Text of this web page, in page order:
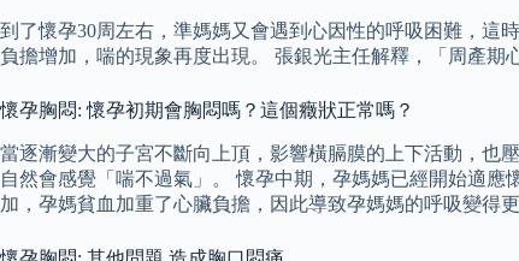
到了懷孕30周左右，準媽媽又會遇到心因性的呼吸困難，這
負擔增加，喘的現象再度出現。 張銀光主任解釋，「周產期
懷孕胸悶: 懷孕初期會胸悶嗎？這個癥狀正常嗎？
當逐漸變大的子宮不斷向上頂，影響橫膈膜的上下活動，也
自然會感覺「喘不過氣」。 懷孕中期，孕媽媽已經開始適
加，孕媽貧血加重了心臟負擔，因此導致孕媽媽的呼吸變得